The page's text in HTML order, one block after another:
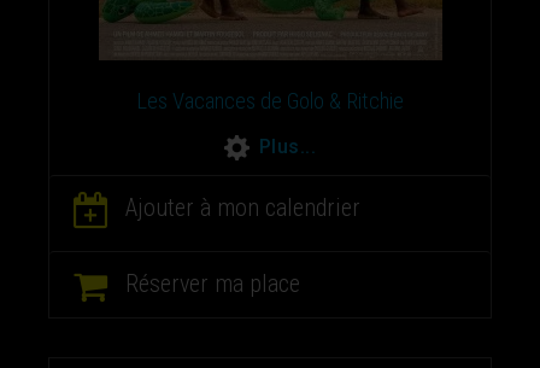
Les Vacances de Golo & Ritchie
Plus...
Ajouter à mon calendrier
Réserver ma place